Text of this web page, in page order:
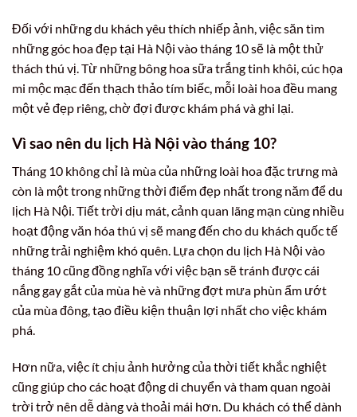
Đối với những du khách yêu thích nhiếp ảnh, việc săn tìm
những góc hoa đẹp tại Hà Nội vào tháng 10 sẽ là một thử
thách thú vị. Từ những bông hoa sữa trắng tinh khôi, cúc họa
mi mộc mạc đến thạch thảo tím biếc, mỗi loài hoa đều mang
một vẻ đẹp riêng, chờ đợi được khám phá và ghi lại.
Vì sao nên du lịch Hà Nội vào tháng 10?
Tháng 10 không chỉ là mùa của những loài hoa đặc trưng mà
còn là một trong những thời điểm đẹp nhất trong năm để du
lịch Hà Nội. Tiết trời dịu mát, cảnh quan lãng mạn cùng nhiều
hoạt động văn hóa thú vị sẽ mang đến cho du khách quốc tế
những trải nghiệm khó quên. Lựa chọn du lịch Hà Nội vào
tháng 10 cũng đồng nghĩa với việc bạn sẽ tránh được cái
nắng gay gắt của mùa hè và những đợt mưa phùn ẩm ướt
của mùa đông, tạo điều kiện thuận lợi nhất cho việc khám
phá.
Hơn nữa, việc ít chịu ảnh hưởng của thời tiết khắc nghiệt
cũng giúp cho các hoạt động di chuyển và tham quan ngoài
trời trở nên dễ dàng và thoải mái hơn. Du khách có thể dành